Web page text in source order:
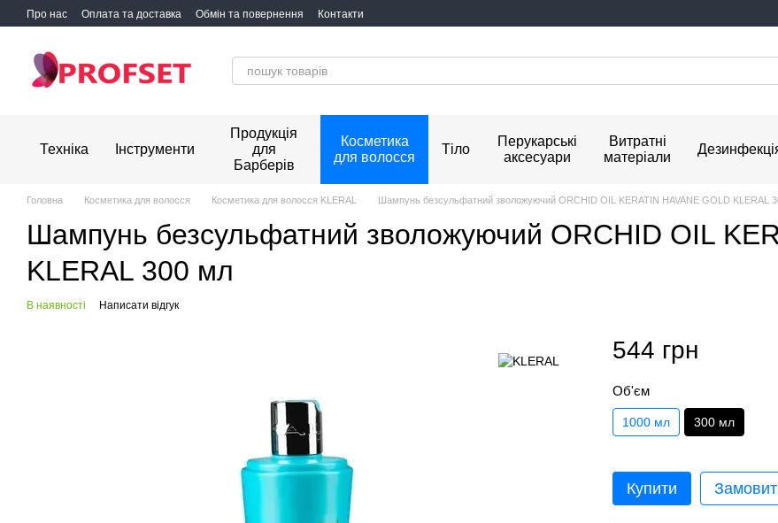
Перейти до основного контенту
Про нас Оплата та доставка Обмін та повернення Контакти
Техніка Інструменти
Продукція
для
Барберів
Косметика
для волосся
Тіло
Перукарські
аксесуари
Витратні
матеріали
Головна Косметика для волосся Косметика для волосся KLERAL Шампунь безсульфатний зволожуючий ORCHID OIL KERATIN HAVANE GOLD KLERAL
Шампунь безсульфатний зволожуючий ORCHID OIL
KLERAL 300 мл
В наявності Написати відгук
544 грн
Об'єм
1000 мл 300 мл
Купити